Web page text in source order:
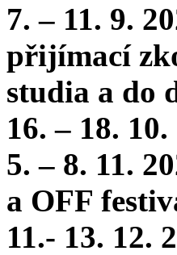
7. – 11. 9.
přijímací
studia a do
16. – 18.
5. – 8. 11.
a OFF
11.- 13. 12.